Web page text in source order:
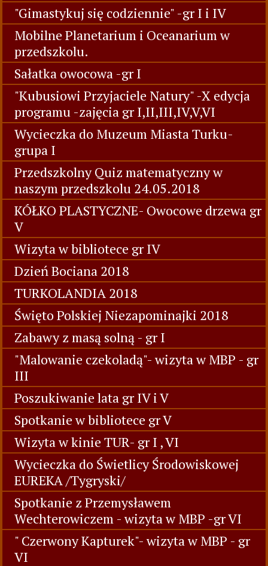
"Gimastykuj się codziennie" -gr I i IV
Mobilne Planetarium i Oceanarium w
przedszkolu.
Sałatka owocowa -gr I
"Kubusiowi Przyjaciele Natury" -X edycja
programu -zajęcia gr I,II,III,IV,V,VI
Wycieczka do Muzeum Miasta Turku-
grupa I
Przedszkolny Quiz matematyczny w
naszym przedszkolu 24.05.2018
KÓŁKO PLASTYCZNE- Owocowe drzewa gr
V
Wizyta w bibliotece gr IV
Dzień Bociana 2018
TURKOLANDIA 2018
Święto Polskiej Niezapominajki 2018
Zabawy z masą solną - gr I
"Malowanie czekoladą"- wizyta w MBP - gr
III
Poszukiwanie lata gr IV i V
Spotkanie w bibliotece gr V
Wizyta w kinie TUR- gr I , VI
Wycieczka do Świetlicy Środowiskowej
EUREKA /Tygryski/
Spotkanie z Przemysławem
Wechterowiczem - wizyta w MBP -gr VI
" Czerwony Kapturek"- wizyta w MBP - gr
VI